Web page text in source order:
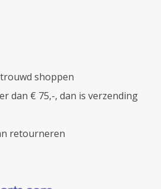
shoppen
dan € 75,-, dan is verzending
retourneren